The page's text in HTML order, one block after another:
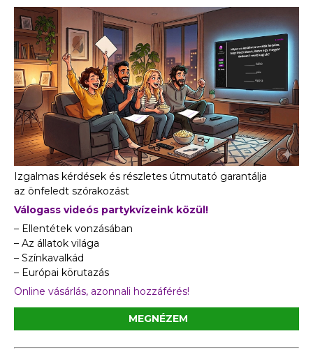
Izgalmas kérdések és részletes útmutató garantálja
az önfeledt szórakozást
Válogass videós partykvízeink közül!
– Ellentétek vonzásában
– Az állatok világa
– Színkavalkád
– Európai körutazás
Online vásárlás, azonnali hozzáférés!
MEGNÉZEM